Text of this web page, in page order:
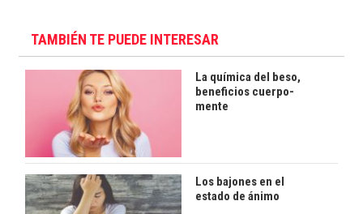
TAMBIÉN TE PUEDE INTERESAR
La química del beso,
beneficios cuerpo-
mente
Los bajones en el
estado de ánimo